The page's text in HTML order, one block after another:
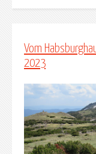
Vom
2023